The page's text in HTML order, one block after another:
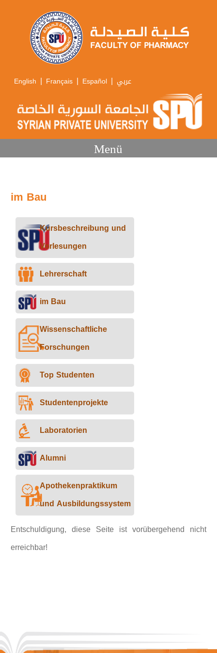
English | Français | Español | عربي
Menü
im Bau
Kursbeschreibung und
Vorlesungen
Lehrerschaft
im Bau
Wissenschaftliche
Forschungen
Top Studenten
Studentenprojekte
Laboratorien
Alumni
Apothekenpraktikum
und Ausbildungssystem
Entschuldigung, diese Seite ist vorübergehend nicht
erreichbar!